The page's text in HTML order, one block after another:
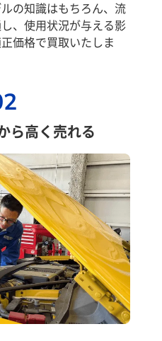
の知識はもちろん、流
、使用状況が与える影
価格で買取いたしま
ら高く売れる